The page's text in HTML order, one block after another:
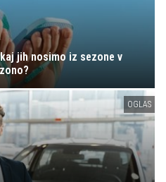
jih nosimo iz sezone v
OGLAS